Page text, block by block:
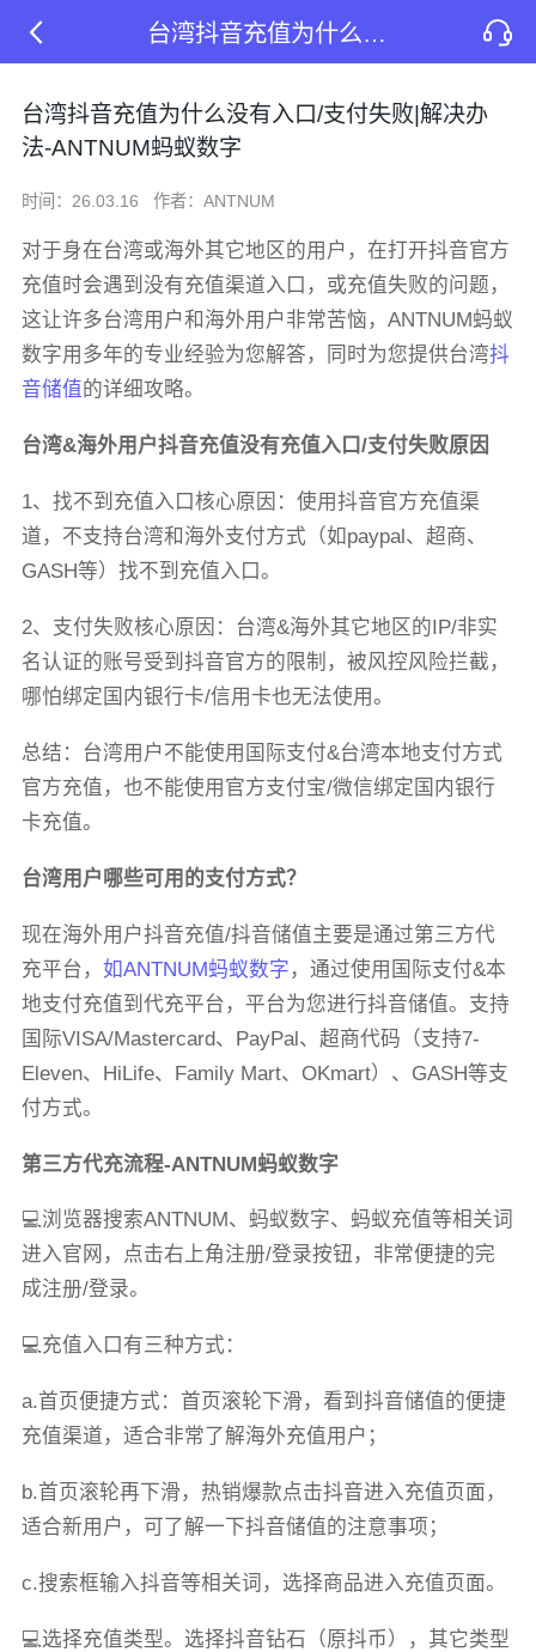
台湾抖音充值为什么没有入口/支付失败|解决办法-ANTNUM蚂蚁数字
台湾抖音充值为什么没有入口/支付失败|解决办
法-ANTNUM蚂蚁数字
时间：26.03.16 作者：ANTNUM
对于身在台湾或海外其它地区的用户，在打开抖音官方
充值时会遇到没有充值渠道入口，或充值失败的问题，
这让许多台湾用户和海外用户非常苦恼，ANTNUM蚂蚁
数字用多年的专业经验为您解答，同时为您提供台湾抖
音储值 的详细攻略。
台湾&海外用户抖音充值没有充值入口/支付失败原因
1、找不到充值入口核心原因：使用抖音官方充值渠
道，不支持台湾和海外支付方式（如paypal、超商、
GASH等）找不到充值入口。
2、支付失败核心原因：台湾&海外其它地区的IP/非实
名认证的账号受到抖音官方的限制，被风控风险拦截，
哪怕绑定国内银行卡/信用卡也无法使用。
总结：台湾用户不能使用国际支付&台湾本地支付方式
官方充值，也不能使用官方支付宝/微信绑定国内银行
卡充值。
台湾用户哪些可用的支付方式？
现在海外用户抖音充值/抖音储值主要是通过第三方代
充平台， 如ANTNUM蚂蚁数字 ，通过使用国际支付&本
地支付充值到代充平台，平台为您进行抖音储值。支持
国际VISA/Mastercard、PayPal、超商代码（支持7-
Eleven、HiLife、Family Mart、OKmart）、GASH等支
付方式。
第三方代充流程-ANTNUM蚂蚁数字
💻浏览器搜索ANTNUM、蚂蚁数字、蚂蚁充值等相关词
进入官网，点击右上角注册/登录按钮，非常便捷的完
成注册/登录。
💻充值入口有三种方式：
a.首页便捷方式：首页滚轮下滑，看到抖音储值的便捷
充值渠道，适合非常了解海外充值用户；
b.首页滚轮再下滑，热销爆款点击抖音进入充值页面，
适合新用户，可了解一下抖音储值的注意事项；
c.搜索框输入抖音等相关词，选择商品进入充值页面。
💻选择充值类型。选择抖音钻石（原抖币），其它类型